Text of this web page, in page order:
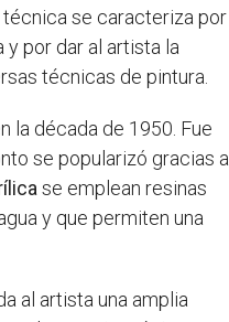
se caracteriza por
y por dar al artista la
técnicas de pintura.
la década de 1950. Fue
se popularizó gracias a
se emplean resinas
y que permiten una
al artista una amplia